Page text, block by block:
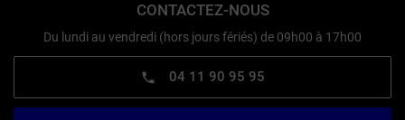
CONTACTEZ-NOUS
Du lundi au vendredi (hors jours fériés) de 09h00 à 17h00
04 11 90 95 95